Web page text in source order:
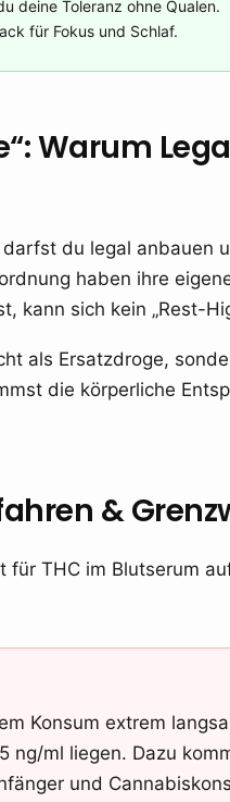
deine Toleranz ohne Qualen.
für Fokus und Schlaf.
Warum
du legal anbauen
haben ihre
kann sich kein „Rest-
als Ersatzdroge,
die körperliche
&
für THC im Blutserum
Konsum extrem
ng/ml liegen. Dazu
und